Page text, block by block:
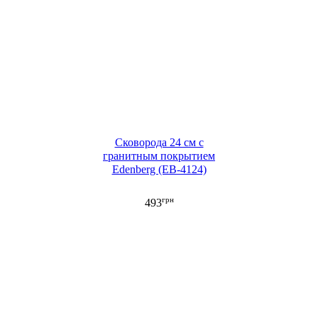
Сковорода 24 см с
гранитным покрытием
Edenberg (EB-4124)
493грн